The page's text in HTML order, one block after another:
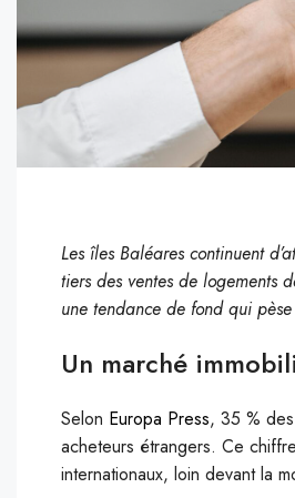
Les îles Baléares continuent
tiers des ventes de logements
une tendance de fond qui
Un marché
Selon Europa Press, 35 %
acheteurs étrangers. Ce
internationaux, loin devant la